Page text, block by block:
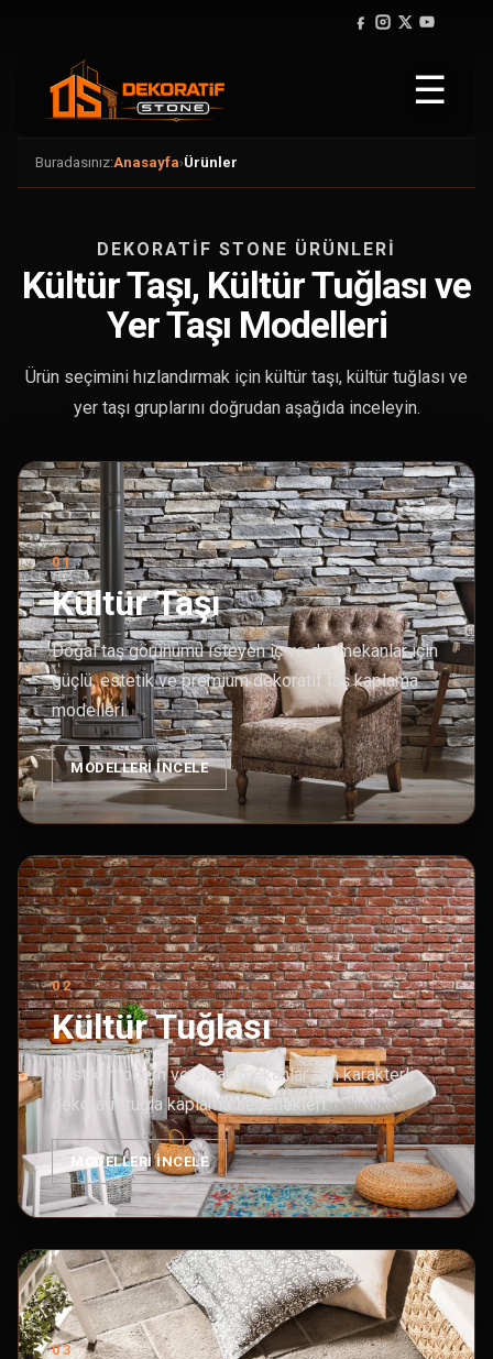
☰
Buradasınız:Anasayfa›Ürünler
DEKORATIF STONE ÜRÜNLERI
Kültür Taşı, Kültür Tuğlası ve
Yer Taşı Modelleri
Ürün seçimini hızlandırmak için kültür taşı, kültür tuğlası ve
yer taşı gruplarını doğrudan aşağıda inceleyin.
01
Kültür Taşı
Doğal taş görünümü isteyen iç ve dış mekanlar için
güçlü, estetik ve premium dekoratif taş kaplama
modelleri.
MODELLERI İNCELE
02
Kültür Tuğlası
Rustik, modern ve sıcak mekanlar için karakterli
dekoratif tuğla kaplama seçenekleri.
MODELLERI İNCELE
03